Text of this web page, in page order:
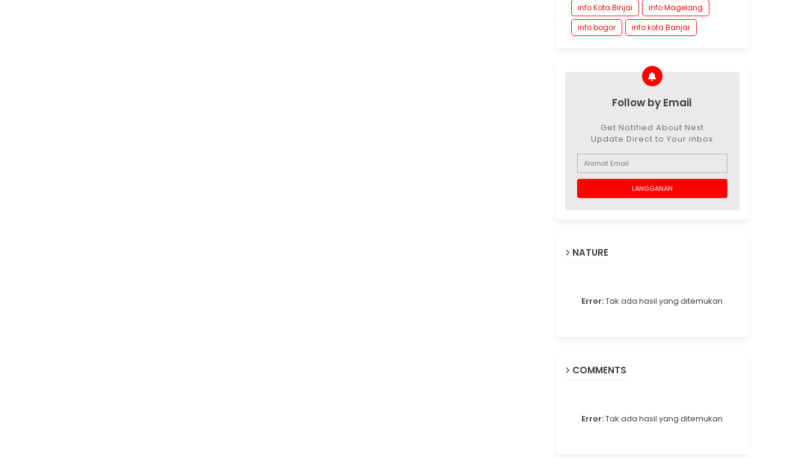
info Kota Binjai
info Magelang
info bogor
info kota Banjar
Follow by Email
Get Notified About Next
Update Direct to Your inbox
NATURE
Error:Tak ada hasil yang ditemukan
COMMENTS
Error:Tak ada hasil yang ditemukan